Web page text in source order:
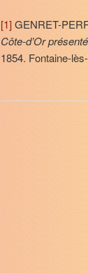
[1] GENRET-
Côte-d’Or
1854. Fontaine-